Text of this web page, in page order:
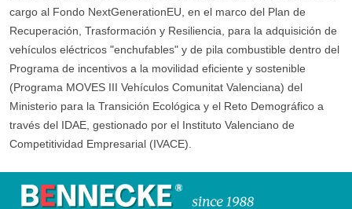
cargo al Fondo NextGenerationEU, en el marco del Plan de
Recuperación, Trasformación y Resiliencia, para la adquisición de
vehículos eléctricos "enchufables" y de pila combustible dentro del
Programa de incentivos a la movilidad eficiente y sostenible
(Programa MOVES III Vehículos Comunitat Valenciana) del
Ministerio para la Transición Ecológica y el Reto Demográfico a
través del IDAE, gestionado por el Instituto Valenciano de
Competitividad Empresarial (IVACE).